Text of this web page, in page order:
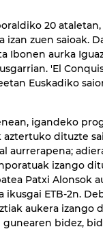
20
izan zuen saioak.
Ibonen aurka
'El
Euskadiko
igandeko
dituzte
aurrerapena;
izango
Patxi Alonsok
ikusgai ETB-2n.
aukera izango
bidez,